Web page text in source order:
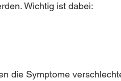
Wichtig ist dabei:
die Symptome